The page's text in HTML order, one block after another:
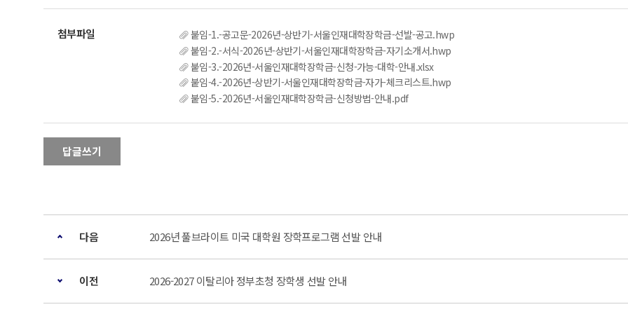
붙임-1.-공고문-2026년-상반기-서울인재대학장학금-선발-공고.hwp
붙임-2.-서식-2026년-상반기-서울인재대학장학금-자기소개서.hwp
붙임-3.-2026년-서울인재대학장학금-신청-가능-대학-안내.xlsx
붙임-4.-2026년-상반기-서울인재대학장학금-자가-체크리스트.hwp
붙임-5.-2026년-서울인재대학장학금-신청방법-안내.pdf
답글쓰기
다음 2026년 풀브라이트 미국 대학원 장학프로그램 선발 안내
이전 2026-2027 이탈리아 정부초청 장학생 선발 안내